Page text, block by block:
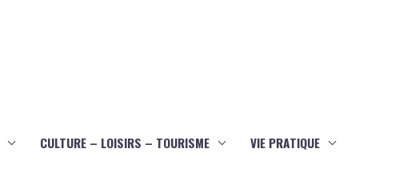
CULTURE – LOISIRS – TOURISME VIE PRATIQUE